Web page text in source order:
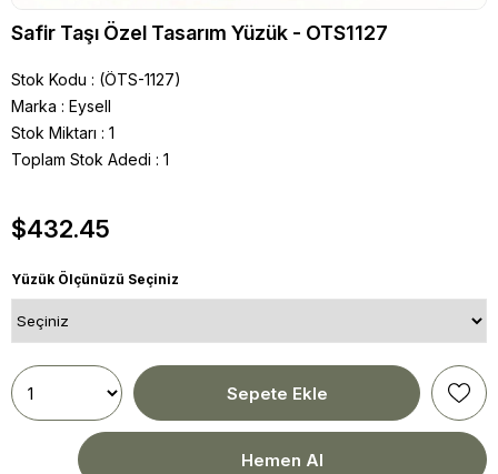
Safir Taşı Özel Tasarım Yüzük - OTS1127
Stok Kodu
(ÖTS-1127)
Marka : Eysell
Stok Miktarı : 1
Toplam Stok Adedi : 1
$432.45
Yüzük Ölçünüzü Seçiniz